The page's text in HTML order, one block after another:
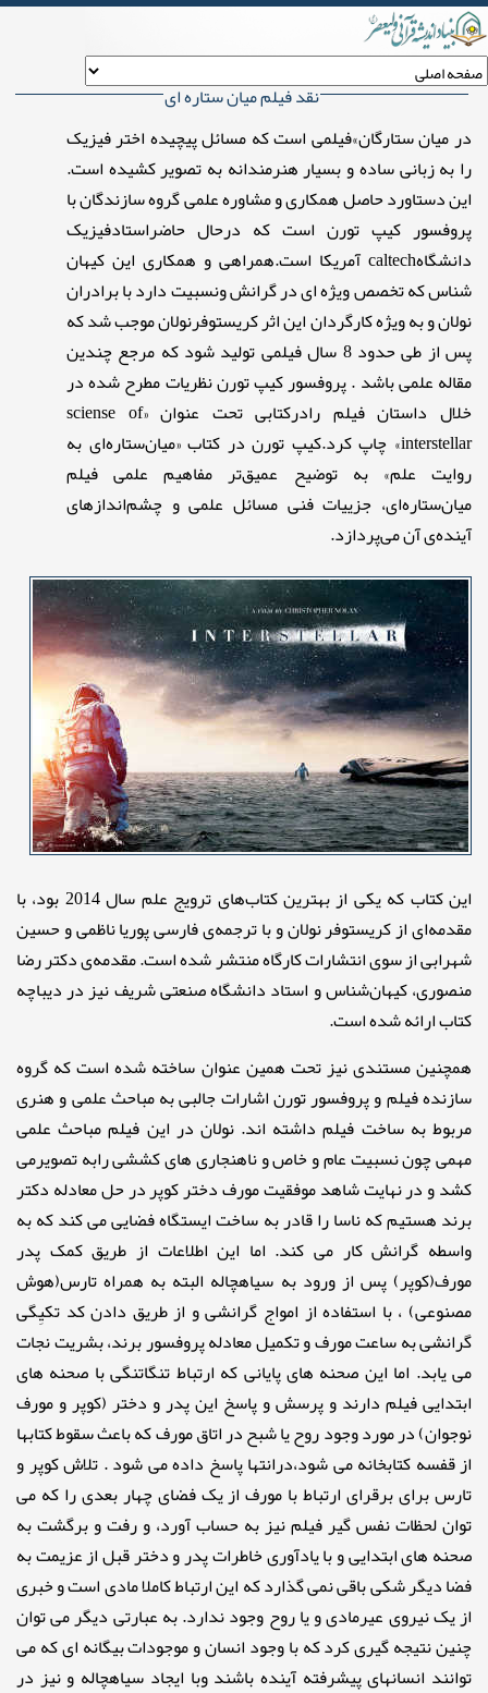
نقد فیلم میان ستاره ای
در میان ستارگان»فیلمی است که مسائل پیچیده اختر فیزیک
را به زبانی ساده و بسیار هنرمندانه به تصویر کشیده است.
این دستاورد حاصل همکاری و مشاوره علمی گروه سازندگان با
پروفسور کیپ تورن است که درحال حاضراستادفیزیک
دانشگاهcaltech آمریکا است.همراهی و همکاری این کیهان
شناس که تخصص ویژه ای در گرانش ونسبیت دارد با برادران
نولان و به ویژه کارگردان این اثر کریستوفرنولان موجب شد که
پس از طی حدود 8 سال فیلمی تولید شود که مرجع چندین
مقاله علمی باشد . پروفسور کیپ تورن نظریات مطرح شده در
خلال داستان فیلم رادرکتابی تحت عنوان «sciense of
interstellar» چاپ کرد.کیپ تورن در کتاب «میان‌ستاره‌ای به
روایت علم» به توضیح عمیق‌تر مفاهیم علمی فیلم
میان‌ستاره‌ای، جزییات فنی مسائل علمی و چشم‌اندازهای
آینده‌ی آن می‌پردازد.
این کتاب که یکی از بهترین کتاب‌های ترویج علم سال 2014 بود، با
مقدمه‌ای از کریستوفر نولان و با ترجمه‌ی فارسی پوریا ناظمی و حسین
شهرابی از سوی انتشارات کارگاه منتشر شده است. مقدمه‌ی دکتر رضا
منصوری، کیهان‌شناس و استاد دانشگاه صنعتی شریف نیز در دیباچه
کتاب ارائه شده است.
همچنین مستندی نیز تحت همین عنوان ساخته شده است که گروه
سازنده فیلم و پروفسور تورن اشارات جالبی به مباحث علمی و هنری
مربوط به ساخت فیلم داشته اند. نولان در این فیلم مباحث علمی
مهمی چون نسبیت عام و خاص و ناهنجاری های کششی رابه تصویرمی
کشد و در نهایت شاهد موفقیت مورف دختر کوپر در حل معادله دکتر
برند هستیم که ناسا را قادر به ساخت ایستگاه فضایی می کند که به
واسطه گرانش کار می کند. اما این اطلاعات از طریق کمک پدر
مورف(کوپر) پس از ورود به سیاهچاله البته به همراه تارس(هوش
مصنوعی) ، با استفاده از امواج گرانشی و از طریق دادن کد تکیِگی
گرانشی به ساعت مورف و تکمیل معادله پروفسور برند، بشریت نجات
می یابد. اما این صحنه های پایانی که ارتباط تنگاتنگی با صحنه های
ابتدایی فیلم دارند و پرسش و پاسخ این پدر و دختر (کوپر و مورف
نوجوان) در مورد وجود روح یا شبح در اتاق مورف که باعث سقوط کتابها
از قفسه کتابخانه می شود،درانتها پاسخ داده می شود . تلاش کوپر و
تارس برای برقرای ارتباط با مورف از یک فضای چهار بعدی را که می
توان لحظات نفس گیر فیلم نیز به حساب آورد، و رفت و برگشت به
صحنه های ابتدایی و با یادآوری خاطرات پدر و دختر قبل از عزیمت به
فضا دیگر شکی باقی نمی گذارد که این ارتباط کاملا مادی است و خبری
از یک نیروی عیرمادی و یا روح وجود ندارد. به عبارتی دیگر می توان
چنین نتیجه گیری کرد که با وجود انسان و موجودات بیگانه ای که می
توانند انسانهای پیشرفته آینده باشند وبا ایجاد سیاهچاله و نیز در